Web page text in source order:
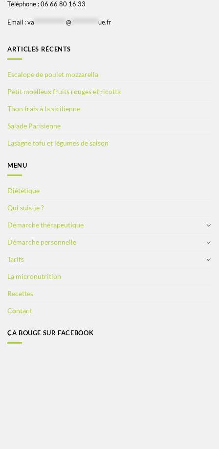
Téléphone : 06 66 80 16 33
Email : va @ ue.fr
ARTICLES RÉCENTS
Escalope de poulet mozzarella
Petit moelleux fruits rouges et ricotta
Thon frais à la sicilienne
Salade Parisienne
Lasagne tofu et légumes de saison
MENU
Diététique
Qui suis-je ?
Démarche thérapeutique
Démarche personnelle
Tarifs
La micronutrition
Recettes
Contact
ÇA BOUGE SUR FACEBOOK